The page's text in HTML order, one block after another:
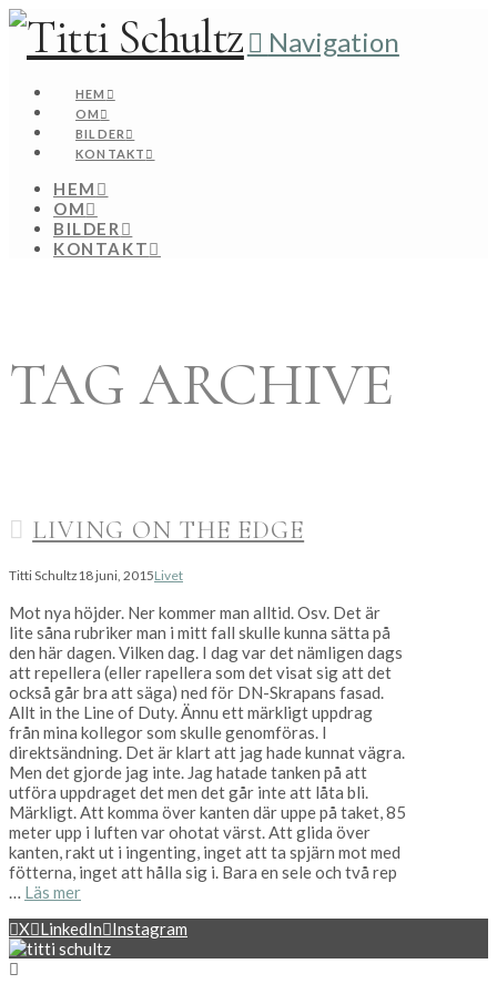
Navigation
HEM
OM
BILDER
KONTAKT
HEM
OM
BILDER
KONTAKT
TAG ARCHIVE
LIVING ON THE EDGE
Titti Schultz18 juni, 2015Livet
Mot nya höjder. Ner kommer man alltid. Osv. Det är
lite såna rubriker man i mitt fall skulle kunna sätta på
den här dagen. Vilken dag. I dag var det nämligen dags
att repellera (eller rapellera som det visat sig att det
också går bra att säga) ned för DN-Skrapans fasad.
Allt in the Line of Duty. Ännu ett märkligt uppdrag
från mina kollegor som skulle genomföras. I
direktsändning. Det är klart att jag hade kunnat vägra.
Men det gjorde jag inte. Jag hatade tanken på att
utföra uppdraget det men det går inte att låta bli.
Märkligt. Att komma över kanten där uppe på taket, 85
meter upp i luften var ohotat värst. Att glida över
kanten, rakt ut i ingenting, inget att ta spjärn mot med
fötterna, inget att hålla sig i. Bara en sele och två rep
… Läs mer
X
LinkedIn Instagram